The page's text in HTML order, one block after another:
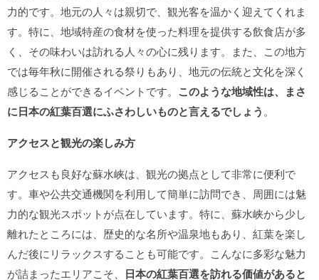
力的です。地元の人々は親切で、観光客を温かく迎えてくれま
す。特に、地域特産の食材を使った料理を提供する飲食店が多
く、その味わいは訪れる人々の心に残ります。また、この地方
では毎年秋に開催される祭りもあり、地元の伝統と文化を深く
感じることができるイベントです。 このような地域性は、まさ
に日本の紅葉百選にふさわしいものと言えるでしょう 。
アクセスと観光の楽しみ方
アクセスも良好な蘇水峡は、観光の拠点として非常に便利で
す。車や公共交通機関を利用して簡単に訪問でき、周囲には魅
力的な観光スポットが点在しています。特に、蘇水峡から少し
離れたところには、歴史的な名所や温泉地もあり、紅葉を楽し
んだ後にリラックスすることも可能です。こんなに多彩な魅力
が詰まったエリアこそ、 日本の紅葉百選を訪れる価値があると